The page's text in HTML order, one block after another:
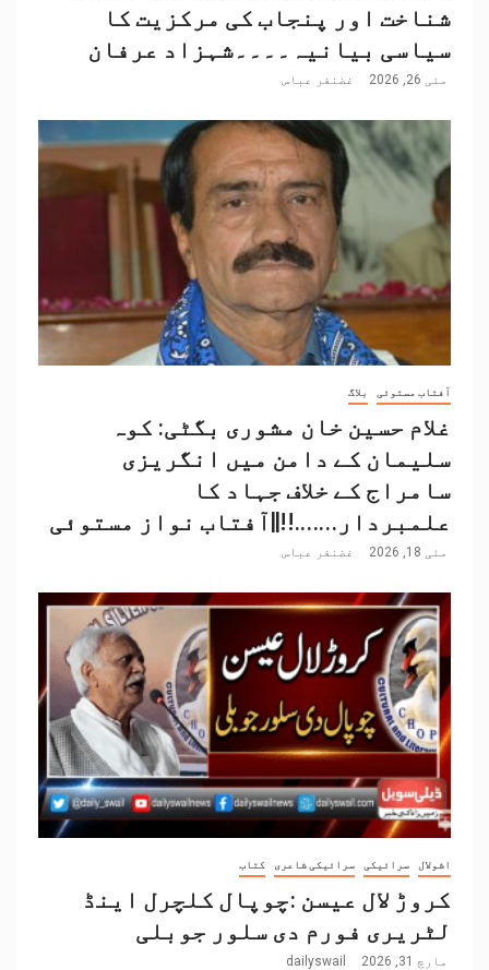
شناخت اور پنجاب کی مرکزیت کا
سیاسی بیانیہ۔۔۔۔شہزاد عرفان
مئی 26, 2026 غضنفر عباس
آفتاب مستوئی بلاگ
غلام حسین خان مشوری بگٹی: کوہ
سلیمان کے دامن میں انگریزی
سامراج کے خلاف جہاد کا
علمبردار…….!!||آفتاب نواز مستوئی
مئی 18, 2026 غضنفر عباس
اشولال سرائیکی سرائیکی شاعری کتاب
کروڑ لال عیسن :چوپال کلچرل اینڈ
لٹریری فورم دی سلور جوبلی
مارچ 31, 2026 dailyswail